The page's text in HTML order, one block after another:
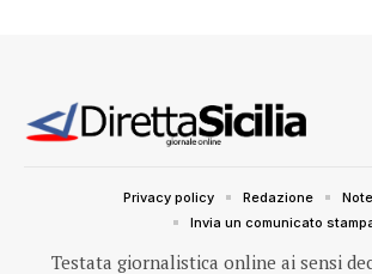
Testata giornalistica online ai sensi
Privacy policy Redazione
Invia un comunicato